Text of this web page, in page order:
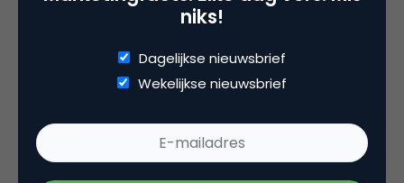
Waar NLE zich in nevelen hult, is Oxxio heel helder.
Luteijn voorspelt een aantal ontwikkelingen:
In-app purchases
“We gaan komen met premium diensten waar
gebruikers via in-app purchases gebruik van
niks!
Dagelijkse nieuwsbrief
Wekelijkse nieuwsbrief